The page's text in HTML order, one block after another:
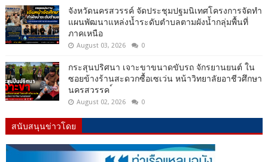
จังหวัดนครสวรรค์ จัดประชุมปฐมนิเทศโครงการจัดทำ
แผนพัฒนาแหล่งน้ำระดับตำบลตามผังน้ำกลุ่มพื้นที่
ภาคเหนือ
August 03, 2026 0
กระสุนปริศนา เจาะขาขนาดขับรถ จักรยานยนต์ ใน
ซอยข้างร้านสะดวกซื้อเซเว่น หน้าวิทยาลัยอาชีวศึกษา
นครสวรรค ์
August 02, 2026 0
สนับสนุนข่าวโดย